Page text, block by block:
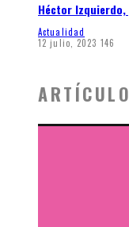
Héctor
Actualidad
12 julio, 2023 146